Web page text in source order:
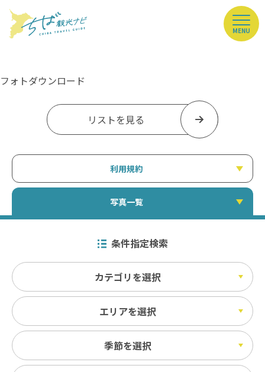
MENU
フォトダウンロード
リストを見る
利用規約
写真一覧
条件指定検索
カテゴリを選択
エリアを選択
季節を選択